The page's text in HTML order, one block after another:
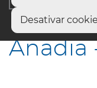
Desativar
Início
Anadia